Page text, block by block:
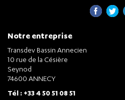
Notre entreprise
Transdev Bassin Annecien
10 rue de la Césière
Seynod
74600 ANNECY
Tél : +33 4 50 51 08 51